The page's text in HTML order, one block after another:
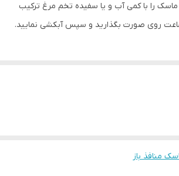
را با کمی آب و یا سفیده تخم مرغ ترکیب
روی صورت بگذارید و سپس آبکشی نمایید.
کافیست.
منافذ باز